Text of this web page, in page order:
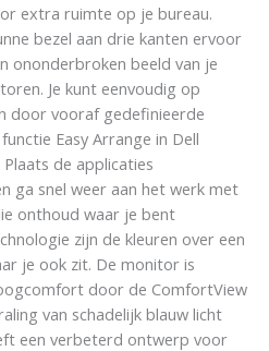
extra ruimte op je bureau.
bezel aan drie kanten ervoor
ononderbroken beeld van je
Je kunt eenvoudig op
door vooraf gedefinieerde
Easy Arrange in Dell
de applicaties
ga snel weer aan het werk met
onthoud waar je bent
zijn de kleuren over een
je ook zit. De monitor is
door de ComfortView
van schadelijk blauw licht
een verbeterd ontwerp voor